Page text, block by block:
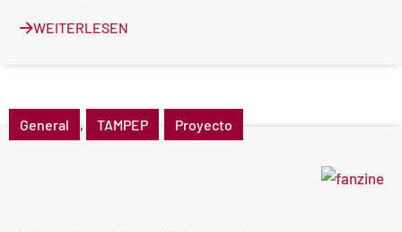
WEITERLESEN
General , TAMPEP Proyecto